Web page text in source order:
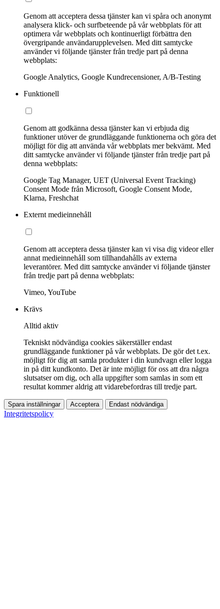
Genom att acceptera dessa tjänster kan vi spåra och anonymt
analysera klick- och surfbeteende på vår webbplats för att
optimera vår webbplats och kontinuerligt förbättra den
övergripande användarupplevelsen. Med ditt samtycke
använder vi följande tjänster från tredje part på denna
webbplats:
Google Analytics, Google Kundrecensioner, A/B-Testing
Funktionell
Genom att godkänna dessa tjänster kan vi erbjuda dig
funktioner utöver de grundläggande funktionerna och göra det
möjligt för dig att använda vår webbplats mer bekvämt. Med
ditt samtycke använder vi följande tjänster från tredje part på
denna webbplats:
Google Tag Manager, UET (Universal Event Tracking)
Consent Mode från Microsoft, Google Consent Mode,
Klarna, Freshchat
Externt medieinnehåll
Genom att acceptera dessa tjänster kan vi visa dig videor eller
annat medieinnehåll som tillhandahålls av externa
leverantörer. Med ditt samtycke använder vi följande tjänster
från tredje part på denna webbplats:
Vimeo, YouTube
Krävs
Alltid aktiv
Tekniskt nödvändiga cookies säkerställer endast
grundläggande funktioner på vår webbplats. De gör det t.ex.
möjligt för dig att samla produkter i din kundvagn eller logga
in på ditt kundkonto. Det är inte möjligt för oss att dra några
slutsatser om dig, och alla uppgifter som samlas in som ett
resultat kommer aldrig att vidarebefordras till tredje part.
Spara inställningar Acceptera Endast nödvändiga
Integritetspolicy